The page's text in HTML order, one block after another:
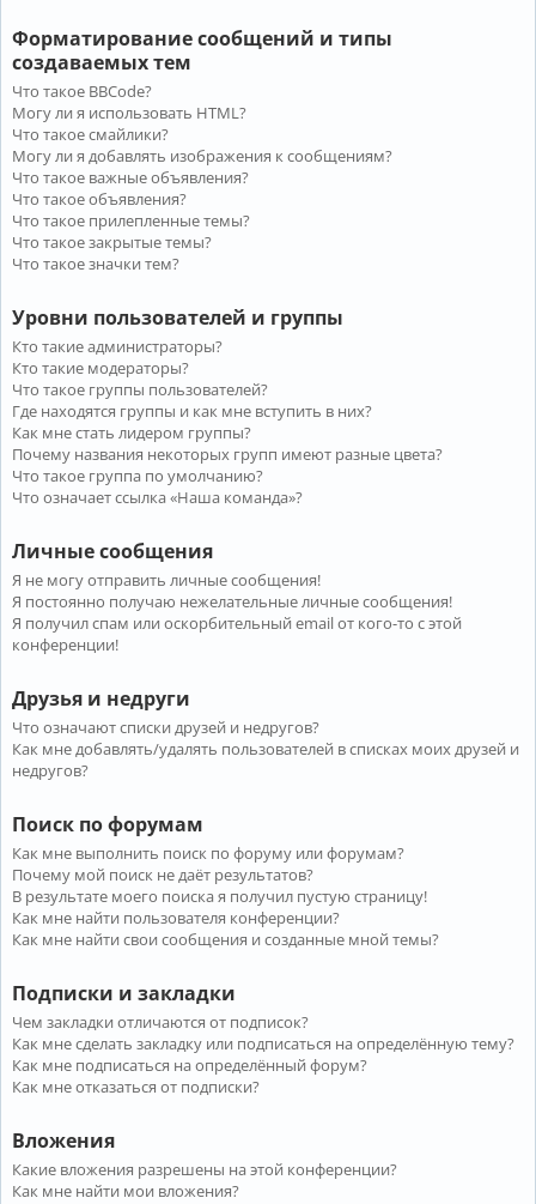
Форматирование сообщений и типы
создаваемых тем
Что такое BBCode?
Могу ли я использовать HTML?
Что такое смайлики?
Могу ли я добавлять изображения к сообщениям?
Что такое важные объявления?
Что такое объявления?
Что такое прилепленные темы?
Что такое закрытые темы?
Что такое значки тем?
Уровни пользователей и группы
Кто такие администраторы?
Кто такие модераторы?
Что такое группы пользователей?
Где находятся группы и как мне вступить в них?
Как мне стать лидером группы?
Почему названия некоторых групп имеют разные цвета?
Что такое группа по умолчанию?
Что означает ссылка «Наша команда»?
Личные сообщения
Я не могу отправить личные сообщения!
Я постоянно получаю нежелательные личные сообщения!
Я получил спам или оскорбительный email от кого-то с этой
конференции!
Друзья и недруги
Что означают списки друзей и недругов?
Как мне добавлять/удалять пользователей в списках моих друзей и
недругов?
Поиск по форумам
Как мне выполнить поиск по форуму или форумам?
Почему мой поиск не даёт результатов?
В результате моего поиска я получил пустую страницу!
Как мне найти пользователя конференции?
Как мне найти свои сообщения и созданные мной темы?
Подписки и закладки
Чем закладки отличаются от подписок?
Как мне сделать закладку или подписаться на определённую тему?
Как мне подписаться на определённый форум?
Как мне отказаться от подписки?
Вложения
Какие вложения разрешены на этой конференции?
Как мне найти мои вложения?